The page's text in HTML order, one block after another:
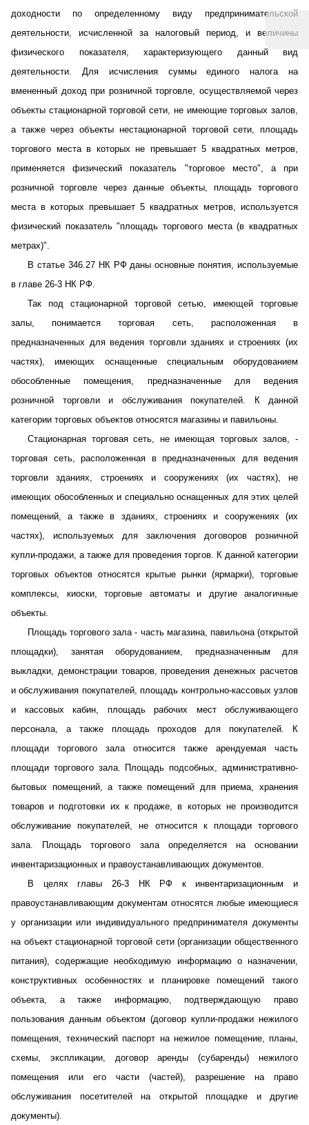
доходности по определенному виду предпринимательской
деятельности, исчисленной за налоговый период, и величины
физического показателя, характеризующего данный вид
деятельности. Для исчисления суммы единого налога на
вмененный доход при розничной торговле, осуществляемой через
объекты стационарной торговой сети, не имеющие торговых залов,
а также через объекты нестационарной торговой сети, площадь
торгового места в которых не превышает 5 квадратных метров,
применяется физический показатель "торговое место", а при
розничной торговле через данные объекты, площадь торгового
места в которых превышает 5 квадратных метров, используется
физический показатель "площадь торгового места (в квадратных
метрах)".
В статье 346.27 НК РФ даны основные понятия, используемые
в главе 26-3 НК РФ.
Так под стационарной торговой сетью, имеющей торговые
залы, понимается торговая сеть, расположенная в
предназначенных для ведения торговли зданиях и строениях (их
частях), имеющих оснащенные специальным оборудованием
обособленные помещения, предназначенные для ведения
розничной торговли и обслуживания покупателей. К данной
категории торговых объектов относятся магазины и павильоны.
Стационарная торговая сеть, не имеющая торговых залов, -
торговая сеть, расположенная в предназначенных для ведения
торговли зданиях, строениях и сооружениях (их частях), не
имеющих обособленных и специально оснащенных для этих целей
помещений, а также в зданиях, строениях и сооружениях (их
частях), используемых для заключения договоров розничной
купли-продажи, а также для проведения торгов. К данной категории
торговых объектов относятся крытые рынки (ярмарки), торговые
комплексы, киоски, торговые автоматы и другие аналогичные
объекты.
Площадь торгового зала - часть магазина, павильона (открытой
площадки), занятая оборудованием, предназначенным для
выкладки, демонстрации товаров, проведения денежных расчетов
и обслуживания покупателей, площадь контрольно-кассовых узлов
и кассовых кабин, площадь рабочих мест обслуживающего
персонала, а также площадь проходов для покупателей. К
площади торгового зала относится также арендуемая часть
площади торгового зала. Площадь подсобных, административно-
бытовых помещений, а также помещений для приема, хранения
товаров и подготовки их к продаже, в которых не производится
обслуживание покупателей, не относится к площади торгового
зала. Площадь торгового зала определяется на основании
инвентаризационных и правоустанавливающих документов.
В целях главы 26-3 НК РФ к инвентаризационным и
правоустанавливающим документам относятся любые имеющиеся
у организации или индивидуального предпринимателя документы
на объект стационарной торговой сети (организации общественного
питания), содержащие необходимую информацию о назначении,
конструктивных особенностях и планировке помещений такого
объекта, а также информацию, подтверждающую право
пользования данным объектом (договор купли-продажи нежилого
помещения, технический паспорт на нежилое помещение, планы,
схемы, экспликации, договор аренды (субаренды) нежилого
помещения или его части (частей), разрешение на право
обслуживания посетителей на открытой площадке и другие
документы).